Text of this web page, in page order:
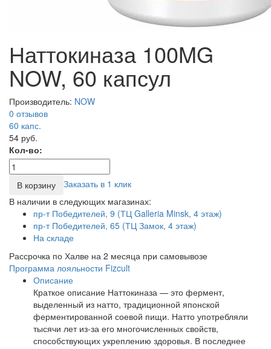
Наттокиназа 100MG
NOW, 60 капсул
Производитель: NOW
0 отзывов
60 капс.
54 руб.
Кол-во:
В корзину
Заказать в 1 клик
В наличии в следующих магазинах:
пр-т Победителей, 9 (ТЦ Galleria Minsk, 4 этаж)
пр-т Победителей, 65 (ТЦ Замок, 4 этаж)
На складе
Рассрочка по Халве на 2 месяца при самовывозе
Программа лояльности Fizcult
Описание
Краткое описание Наттокиназа — это фермент,
выделенный из натто, традиционной японской
ферментированной соевой пищи. Натто употребляли
тысячи лет из-за его многочисленных свойств,
способствующих укреплению здоровья. В последнее